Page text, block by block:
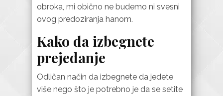
obroka, mi obično ne budemo ni svesni
ovog predoziranja hanom.
Kako da izbegnete
prejedanje
Odličan način da izbegnete da jedete
više nego što je potrebno je da se setite